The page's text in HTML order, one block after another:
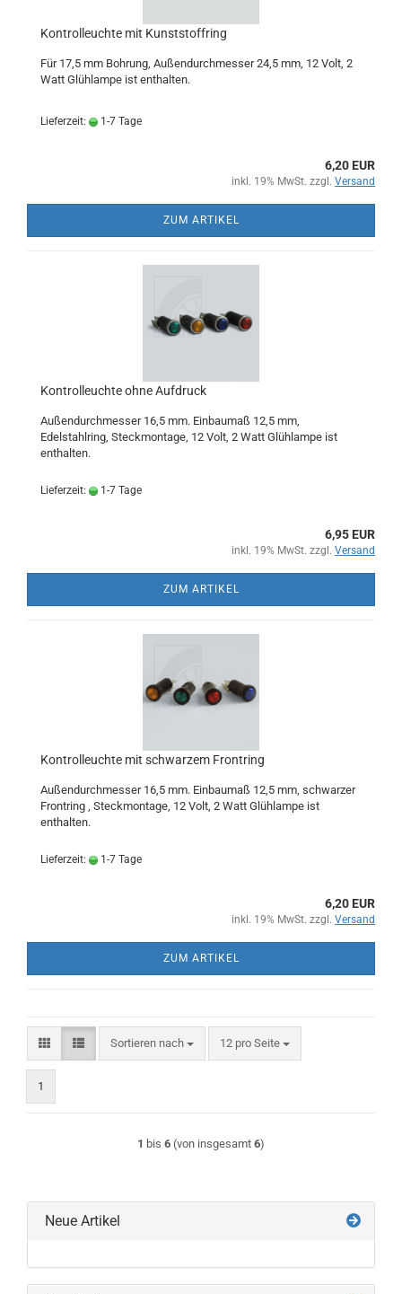
Kontrolleuchte mit Kunststoffring
Für 17,5 mm Bohrung, Außendurchmesser 24,5 mm, 12 Volt, 2
Watt Glühlampe ist enthalten.
Lieferzeit: 1-7 Tage
6,20 EUR
inkl. 19% MwSt. zzgl. Versand
ZUM ARTIKEL
Kontrolleuchte ohne Aufdruck
Außendurchmesser 16,5 mm. Einbaumaß 12,5 mm,
Edelstahlring, Steckmontage, 12 Volt, 2 Watt Glühlampe ist
enthalten.
Lieferzeit: 1-7 Tage
6,95 EUR
inkl. 19% MwSt. zzgl. Versand
ZUM ARTIKEL
Kontrolleuchte mit schwarzem Frontring
Außendurchmesser 16,5 mm. Einbaumaß 12,5 mm, schwarzer
Frontring , Steckmontage, 12 Volt, 2 Watt Glühlampe ist
enthalten.
Lieferzeit: 1-7 Tage
6,20 EUR
inkl. 19% MwSt. zzgl. Versand
ZUM ARTIKEL
Sortieren nach
Sortieren nach 12 pro Seite
pro Seite
1
1 bis 6 (von insgesamt 6)
Neue Artikel